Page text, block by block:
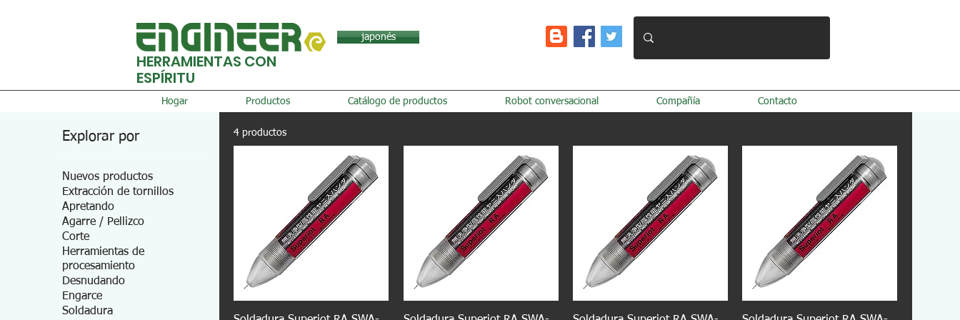
japonés
HERRAMIENTAS CON
ESPÍRITU
Hogar Productos Catálogo de productos Robot conversacional Compañía Contacto
Explorar por
Nuevos productos
Extracción de tornillos
Apretando
Agarre / Pellizco
Corte
Herramientas de
procesamiento
Desnudando
Engarce
Soldadura
4 productos